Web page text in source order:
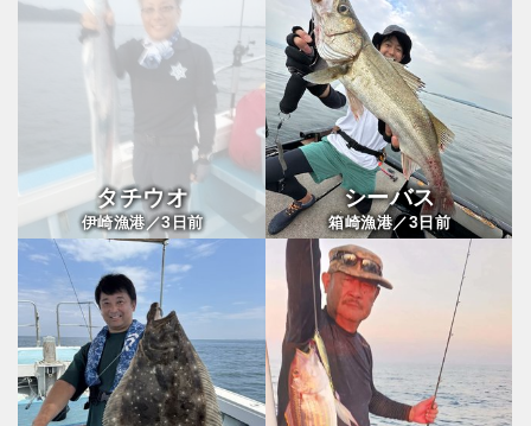
タチウオ
伊崎漁港／3日前
シーバス
箱崎漁港／3日前